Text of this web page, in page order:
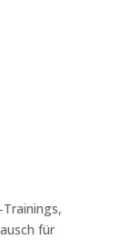
für